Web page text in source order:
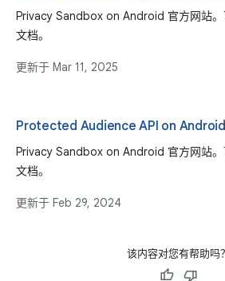
Privacy Sandbox on Android 官方网站
文档。
更新于 Mar 11, 2025
Protected Audience API on
Privacy Sandbox on Android 官方网站
文档。
更新于 Feb 29, 2024
该内容对您有帮助吗？